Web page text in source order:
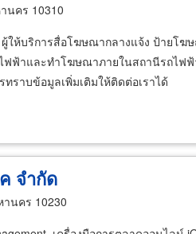
นคร 10310
ห้บริการสื่อโฆษณากลางแจ้ง ป้ายโฆ
ฟ้าและทำโฆษณาภายในสถานีรถไฟฟ้
ทราบข้อมูลเพิ่มเติมให้ติดต่อเราได้
จำกัด
นคร 10230